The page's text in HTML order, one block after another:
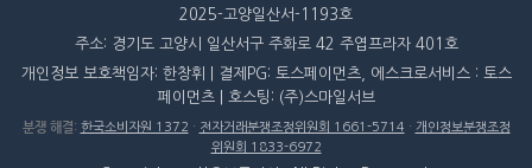
2025-고양일산서-1193호
주소: 경기도 고양시 일산서구 주화로 42 주엽프라자 401호
개인정보 보호책임자: 한창휘 | 결제PG: 토스페이먼츠, 에스크로서비스 : 토스
페이먼츠 | 호스팅: (주)스마일서브
분쟁 해결: 한국소비자원 1372 · 전자거래분쟁조정위원회 1661-5714 · 개인정보분쟁조정
위원회 1833-6972